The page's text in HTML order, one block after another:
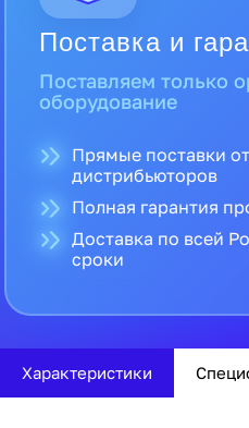
Поставка и
Поставляем только
оборудование
Прямые поставки
дистрибьюторов
Полная гарантия
Доставка по всей
сроки
Характеристики